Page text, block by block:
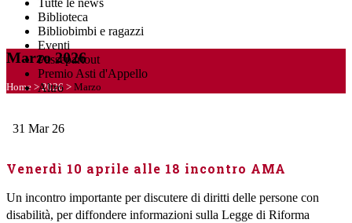
Marzo 2026
Home >2026 > Marzo
Tutte le news
Biblioteca
Bibliobimbi e ragazzi
Eventi
Passepartout
Premio Asti d'Appello
Altro
31 Mar 26
Venerdì 10 aprile alle 18 incontro AMA
Un incontro importante per discutere di diritti delle persone con
disabilità, per diffondere informazioni sulla Legge di Riforma